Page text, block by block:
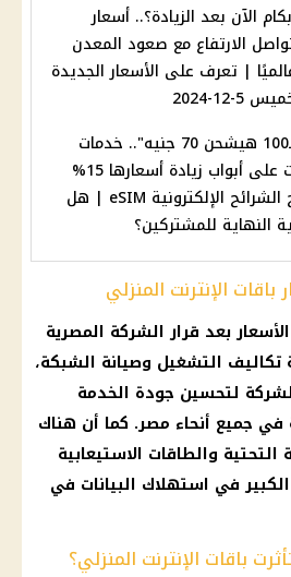
عيار 21 بكام الآن بعد الزيادة؟.. أسعار
الارتفاع مع صعود المعدن
| تعرف على الأسعار الجديدة
12-2024
"كارت الـ100 هيشحن 70 جنيه".. خدمات
الاتصالات على أبواب زيادة أسعارها 15%
بعد طرح الشرائح الإلكترونية eSIM | هل
النهاية للمشتركين؟
الإنترنت المنزلي
الأسعاربعد قرار الشركة المصرية
الشبكة،
لتحسين جودة الخدمة
جميع أنحاء مصر. كما أن هناك
والطاقات الاستيعابية
في استهلاك البيانات في
باقات الإنترنت المنزلي؟